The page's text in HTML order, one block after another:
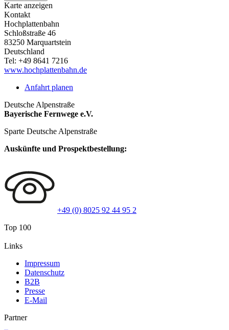
Karte anzeigen
Kontakt
Hochplattenbahn
Schloßstraße 46
83250 Marquartstein
Deutschland
Tel: +49 8641 7216
www.hochplattenbahn.de
Anfahrt planen
Deutsche Alpenstraße
Bayerische Fernwege e.V.
Sparte Deutsche Alpenstraße
Auskünfte und Prospektbestellung:
+49 (0) 8025 92 44 95 2
Top 100
Links
Impressum
Datenschutz
B2B
Presse
E-Mail
Partner